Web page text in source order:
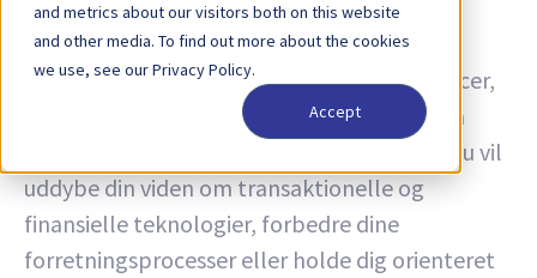
and metrics about our visitors both on this website
and other media. To find out more about the cookies
we use, see our Privacy Policy.
Accept
Ressourcer
Oplev vores omfattende samling af ressourcer,
der tilbyder ekspertindsigt og vejledning på
tværs af en lang række emner. Uanset om du vil
uddybe din viden om transaktionelle og
finansielle teknologier, forbedre dine
forretningsprocesser eller holde dig orienteret